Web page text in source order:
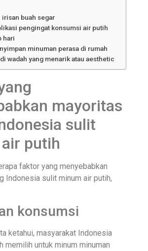
irisan buah segar
pengingat konsumsi air putih
hari
minuman perasa di rumah
wadah yang menarik atau aesthetic
mayoritas
sulit
putih
faktor yang menyebabkan
Indonesia sulit minum air putih,
konsumsi
ketahui, masyarakat Indonesia
memilih untuk minum minuman